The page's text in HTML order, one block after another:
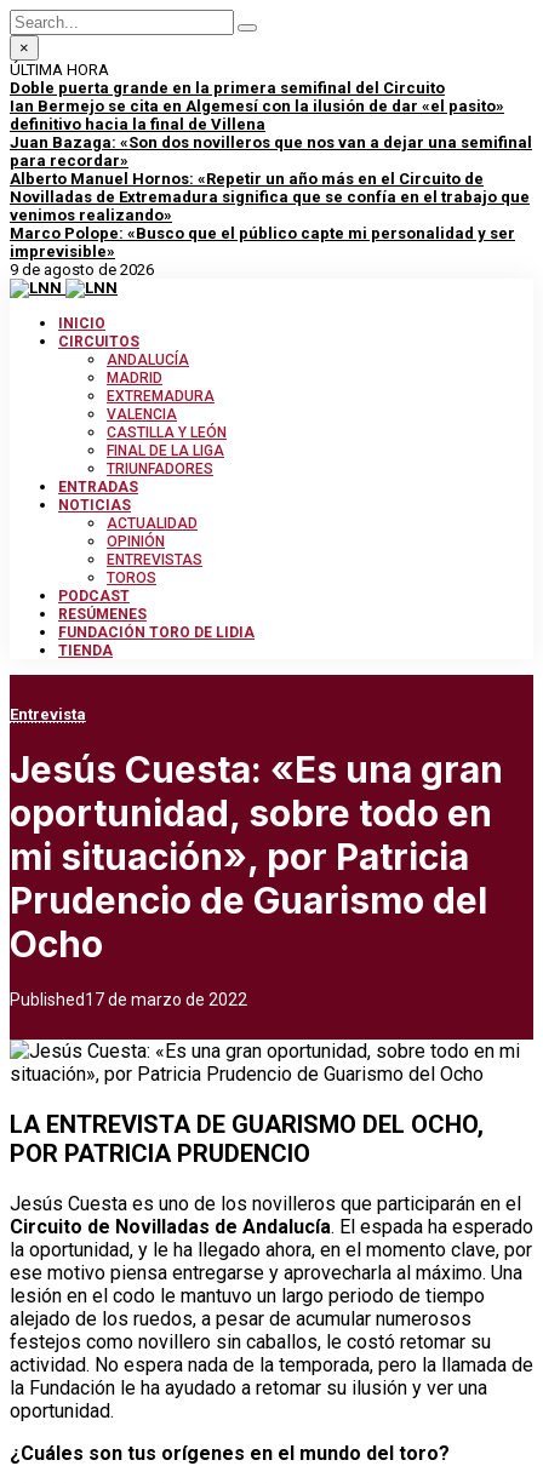
×
ÚLTIMA HORA
Doble puerta grande en la primera semifinal del Circuito
Ian Bermejo se cita en Algemesí con la ilusión de dar «el pasito»
definitivo hacia la final de Villena
Juan Bazaga: «Son dos novilleros que nos van a dejar una semifinal
para recordar»
Alberto Manuel Hornos: «Repetir un año más en el Circuito de
Novilladas de Extremadura significa que se confía en el trabajo que
venimos realizando»
Marco Polope: «Busco que el público capte mi personalidad y ser
imprevisible»
9 de agosto de 2026
INICIO
CIRCUITOS
ANDALUCÍA
MADRID
EXTREMADURA
VALENCIA
CASTILLA Y LEÓN
FINAL DE LA LIGA
TRIUNFADORES
ENTRADAS
NOTICIAS
ACTUALIDAD
OPINIÓN
ENTREVISTAS
TOROS
PODCAST
RESÚMENES
FUNDACIÓN TORO DE LIDIA
TIENDA
Entrevista
Jesús Cuesta: «Es una gran
oportunidad, sobre todo en
mi situación», por Patricia
Prudencio de Guarismo del
Ocho
Published17 de marzo de 2022
LA ENTREVISTA DE GUARISMO DEL OCHO,
POR PATRICIA PRUDENCIO
Jesús Cuesta es uno de los novilleros que participarán en el
Circuito de Novilladas de Andalucía. El espada ha esperado
la oportunidad, y le ha llegado ahora, en el momento clave, por
ese motivo piensa entregarse y aprovecharla al máximo. Una
lesión en el codo le mantuvo un largo periodo de tiempo
alejado de los ruedos, a pesar de acumular numerosos
festejos como novillero sin caballos, le costó retomar su
actividad. No espera nada de la temporada, pero la llamada de
la Fundación le ha ayudado a retomar su ilusión y ver una
oportunidad.
¿Cuáles son tus orígenes en el mundo del toro?